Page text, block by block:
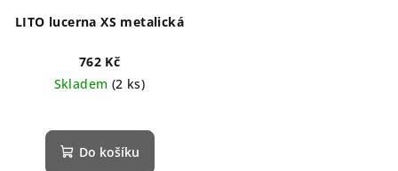
LITO lucerna XS metalická
762 Kč
Skladem (2 ks)
Do košíku